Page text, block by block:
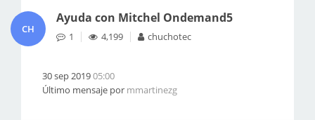
CH
Ayuda con Mitchel Ondemand5
1 4,199 chuchotec
30 sep 201905:00
Último mensaje por mmartinezg